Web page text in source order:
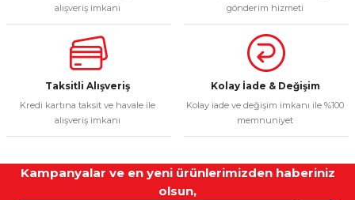
alışveriş imkanı
gönderim hizmeti
Taksitli Alışveriş
Kredi kartına taksit ve havale ile
alışveriş imkanı
Kolay İade & Değişim
Kolay iade ve değişim imkanı ile %100
memnuniyet
Kampanyalar ve en yeni ürünlerimizden haberiniz
olsun,